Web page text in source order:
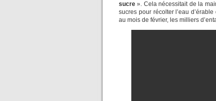
sucre ». Cela nécessitait de la
sucres pour récolter l’eau
au mois de février, les milliers